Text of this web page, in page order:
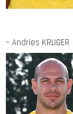
– Andries